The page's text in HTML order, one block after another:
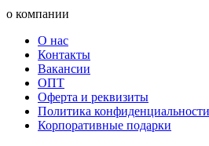
о компании
О нас
Контакты
Вакансии
ОПТ
Оферта и реквизиты
Политика конфиденциальности
Корпоративные подарки